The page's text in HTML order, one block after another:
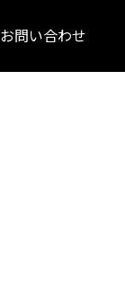
お問い合わせ